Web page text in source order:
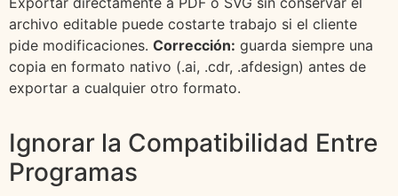
archivo editable puede costarte trabajo si el cliente
pide modificaciones. Corrección: guarda siempre una
copia en formato nativo (.ai, .cdr, .afdesign) antes de
exportar a cualquier otro formato.
Ignorar la Compatibilidad Entre
Programas